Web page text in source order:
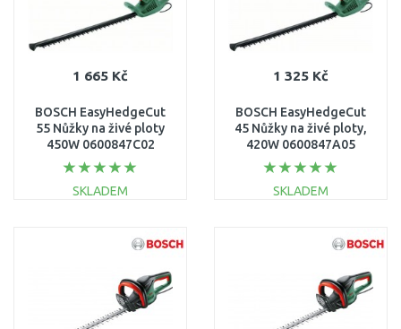
1 665 Kč
BOSCH EasyHedgeCut
55 Nůžky na živé ploty
450W 0600847C02
SKLADEM
1 325 Kč
BOSCH EasyHedgeCut
45 Nůžky na živé ploty,
420W 0600847A05
SKLADEM